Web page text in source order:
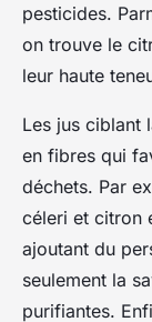
pesticides.
on trouve le
leur haute
Les jus ciblant
en fibres qui
déchets. Par
céleri et citron
ajoutant du
seulement la
purifiantes.